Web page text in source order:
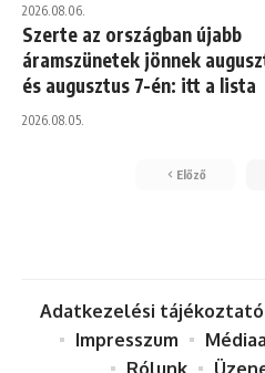
2026.08.06.
Szerte az országban újabb
áramszünetek jönnek
és augusztus 7-én: itt a lista
2026.08.05.
Előző
Adatkezelési tájékoztató
Impresszum
Rólunk